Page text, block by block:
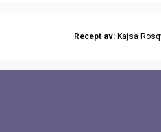
Recept av: Kajsa